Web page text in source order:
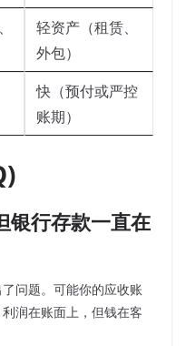
轻资产（租赁、
外包）
快（预付或严控
账期）
银行存款一直在
问题。可能你的应收账
利润在账面上，但钱在客